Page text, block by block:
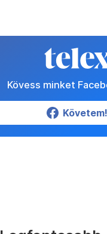
Kövess minket
Követem!